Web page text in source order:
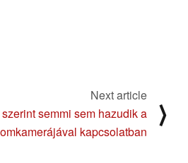
Next article
semmi sem hazudik a
kapcsolatban
⟩